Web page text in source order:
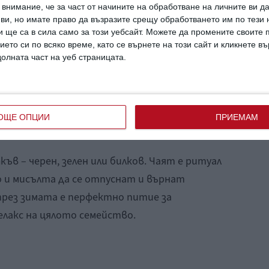
че за част от начините на обработване на личните ви
ви, но имате право да възразите срещу обработването им по тези
ще са в сила само за този уебсайт. Можете да промените своите
си по всяко време, като се върнете на този сайт и кликнете
част на уеб страницата.
ОПЦИИ ПРИЕМАМ
бавно и дълбоко. Оставете
вас. Извикайте в ума си някоя приятна
После бавно и спокойно се върнете
поканете с вас и порасналите деца (в
също имат нужда от такова
бъдат по-концентрирани.
– черен, зелен или билков. Чаят е ритуал
мисълта да се отпуснат и върнат
зимата е перфектно питие за
на цялото семейство.